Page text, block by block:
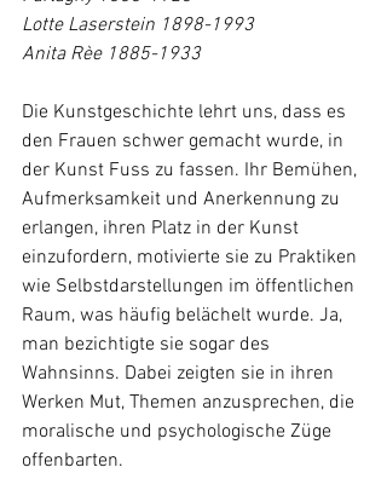
Lotte Laserstein 1898-1993
Anita Rèe 1885-1933
Die Kunstgeschichte lehrt uns, dass es
den Frauen schwer gemacht wurde, in
der Kunst Fuss zu fassen. Ihr Bemühen,
Aufmerksamkeit und Anerkennung zu
erlangen, ihren Platz in der Kunst
einzufordern, motivierte sie zu Praktiken
wie Selbstdarstellungen im öffentlichen
Raum, was häufig belächelt wurde. Ja,
man bezichtigte sie sogar des
Wahnsinns. Dabei zeigten sie in ihren
Werken Mut, Themen anzusprechen, die
moralische und psychologische Züge
offenbarten.